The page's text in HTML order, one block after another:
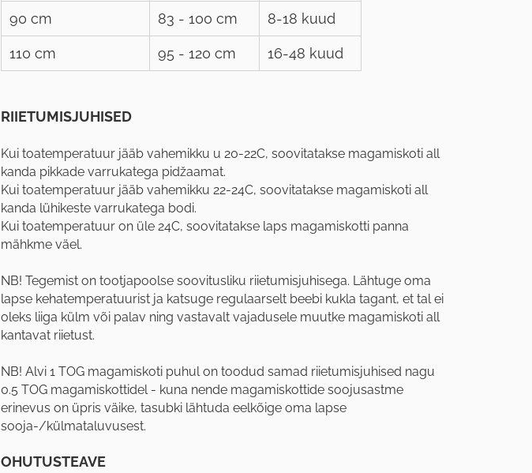
90 cm 83 - 100 cm 8-18 kuud
110 cm 95 - 120 cm 16-48 kuud
RIIETUMISJUHISED
Kui toatemperatuur jääb vahemikku u 20-22C, soovitatakse magamiskoti all
kanda pikkade varrukatega pidžaamat.
Kui toatemperatuur jääb vahemikku 22-24C, soovitatakse magamiskoti all
kanda lühikeste varrukatega bodi.
Kui toatemperatuur on üle 24C, soovitatakse laps magamiskotti panna
mähkme väel.
NB! Tegemist on tootjapoolse soovitusliku riietumisjuhisega. Lähtuge oma
lapse kehatemperatuurist ja katsuge regulaarselt beebi kukla tagant, et tal ei
oleks liiga külm või palav ning vastavalt vajadusele muutke magamiskoti all
kantavat riietust.
NB! Alvi 1 TOG magamiskoti puhul on toodud samad riietumisjuhised nagu
0.5 TOG magamiskottidel - kuna nende magamiskottide soojusastme
erinevus on üpris väike, tasubki lähtuda eelkõige oma lapse
sooja-/külmataluvusest.
OHUTUSTEAVE